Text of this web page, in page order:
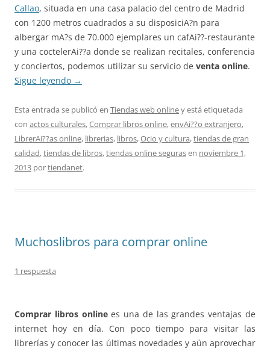
Callao, situada en una casa palacio del centro de Madrid
con 1200 metros cuadrados a su disposiciA?n para
albergar mA?s de 70.000 ejemplares un cafAi??-restaurante
y una coctelerAi??a donde se realizan recitales, conferencia
y conciertos, podemos utilizar su servicio de venta online.
Sigue leyendo →
Esta entrada se publicó en Tiendas web onliney está etiquetada
con actos culturales,Comprar libros online,envAi??o extranjero,
LibrerAi??as online, librerias, libros,Ocio y cultura,tiendas de gran
calidad,tiendas de libros,tiendas online segurasen noviembre 1,
2013 portiendanet.
Muchoslibros para comprar online
1 respuesta
Comprar libros onlinees una de las grandes ventajas de
internet hoy en día. Con poco tiempo para visitar las
librerías y conocer las últimas novedades y aún aprovechar